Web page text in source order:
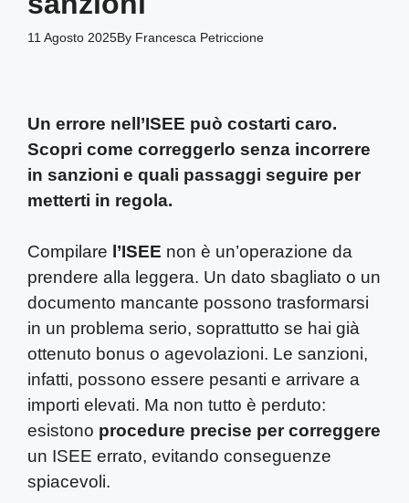
11 Agosto 2025By Francesca Petriccione
Un errore nell’ISEE può costarti caro.
Scopri come correggerlo senza incorrere
in sanzioni e quali passaggi seguire per
metterti in regola.
Compilare l’ISEE non è un’operazione da
prendere alla leggera. Un dato sbagliato o un
documento mancante possono trasformarsi
in un problema serio, soprattutto se hai già
ottenuto bonus o agevolazioni. Le sanzioni,
infatti, possono essere pesanti e arrivare a
importi elevati. Ma non tutto è perduto:
esistono procedure precise per correggere
un ISEE errato, evitando conseguenze
spiacevoli.